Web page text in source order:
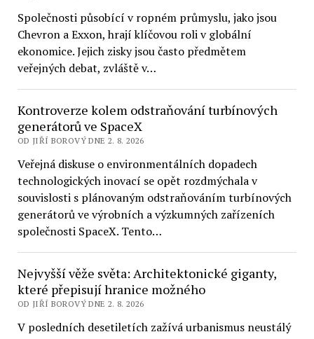
Společnosti působící v ropném průmyslu, jako jsou
Chevron a Exxon, hrají klíčovou roli v globální
ekonomice. Jejich zisky jsou často předmětem
veřejných debat, zvláště v…
Kontroverze kolem odstraňování turbínových
generátorů ve SpaceX
OD JIŘÍ BOROVÝ DNE 2. 8. 2026
Veřejná diskuse o environmentálních dopadech
technologických inovací se opět rozdmýchala v
souvislosti s plánovaným odstraňováním turbínových
generátorů ve výrobních a výzkumných zařízeních
společnosti SpaceX. Tento…
Nejvyšší věže světa: Architektonické giganty,
které přepisují hranice možného
OD JIŘÍ BOROVÝ DNE 2. 8. 2026
V posledních desetiletích zažívá urbanismus neustálý